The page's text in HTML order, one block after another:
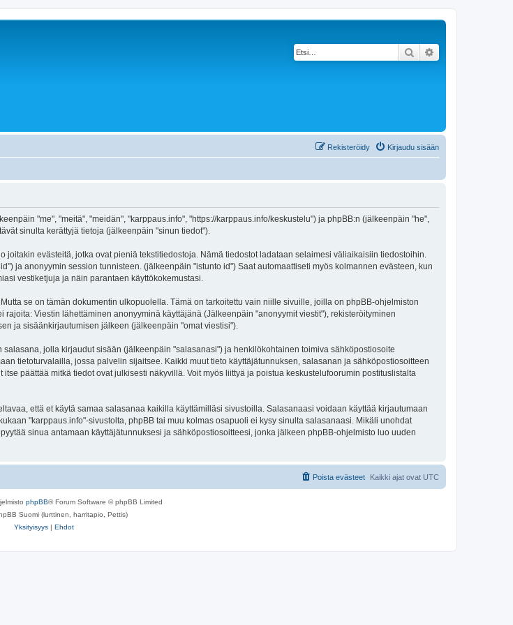
Etsi
Kirjaudu sisään
Rekisteröidy
"me", "meitä", "meidän", "karppaus.info", "https://karppaus.info/keskustelu") ja phpBB:n (jälkeenpäin "he",
sinulta kerättyjä tietoja (jälkeenpäin "sinun tiedot").
evästeitä, jotka ovat pieniä tekstitiedostoja. Nämä tiedostot ladataan selaimesi väliaikaisiin tiedostoihin.
ja anonyymin session tunnisteen. (jälkeenpäin "istunto id") Saat automaattiseti myös kolmannen evästeen, kun
vestiketjuja ja näin parantaen käyttökokemustasi.
se on tämän dokumentin ulkopuolella. Tämä on tarkoitettu vain niille sivuille, joilla on phpBB-ohjelmiston
Viestin lähettäminen anonyyminä käyttäjänä (Jälkeenpäin "anonyymit viestit"), rekisteröityminen
ja sisäänkirjautumisen jälkeen (jälkeenpäin "omat viestisi").
jolla kirjaudut sisään (jälkeenpäin "salasanasi") ja henkilökohtainen toimiva sähköpostiosoite
tietoturvalailla, jossa palvelin sijaitsee. Kaikki muut tieto käyttäjätunnuksen, salasanan ja sähköpostiosoitteen
päättää mitkä tiedot ovat julkisesti näkyvillä. Voit myös liittyä ja poistua keskustelufoorumin postituslistalta
että et käytä samaa salasanaa kaikilla käyttämilläsi sivustoilla. Salasanaasi voidaan käyttää kirjautumaan
"karppaus.info"-sivustolta, phpBB tai muu kolmas osapuoli ei kysy sinulta salasanaasi. Mikäli unohdat
sinua antamaan käyttäjätunnuksesi ja sähköpostiosoitteesi, jonka jälkeen phpBB-ohjelmisto luo uuden
Kaikki ajat ovat UTC
Poista evästeet
phpBB® Forum Software © phpBB Limited
Suomi (lurttinen, harritapio, Pettis)
Yksityisyys | Ehdot